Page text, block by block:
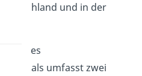
Deutschland und in der
des
umfasst zwei